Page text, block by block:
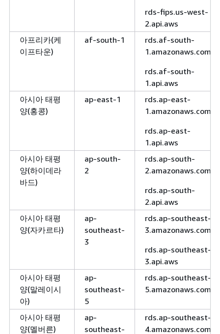
rds-fips.us-west-
2.api.aws
아프리카(케
이프타운)
af-south-1
rds.af-south-
1.amazonaws.com
rds.af-south-
1.api.aws
아시아 태평
양(홍콩)
ap-east-1
rds.ap-east-
1.amazonaws.com
rds.ap-east-
1.api.aws
아시아 태평
양(하이데라
바드)
ap-south-
2
rds.ap-south-
2.amazonaws.com
rds.ap-south-
2.api.aws
아시아 태평
양(자카르타)
ap-
southeast-
3
rds.ap-southeast-
3.amazonaws.com
rds.ap-southeast-
3.api.aws
아시아 태평
양(말레이시
아)
ap-
southeast-
5
rds.ap-southeast-
5.amazonaws.com
아시아 태평
양(멜버른)
ap-
southeast-
rds.ap-southeast-
4.amazonaws.com